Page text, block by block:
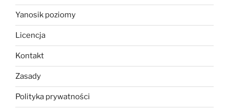
Yanosik poziomy
Licencja
Kontakt
Zasady
Polityka prywatności